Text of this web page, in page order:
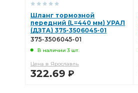
Шланг тормозной
передний (L=440 мм) УРАЛ
(ДЗТА) 375-3506045-01
375-3506045-01
В наличии 3 шт.
Цена в Ярославль
322.69 Р